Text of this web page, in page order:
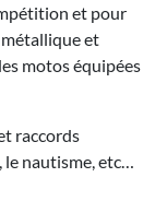
et pour
et
motos équipées
raccords
nautisme, etc…